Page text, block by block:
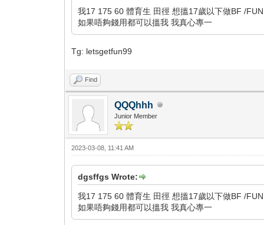
我17 175 60 體育生 田徑 想搵17歲以下做BF /
如果唔夠錢用都可以搵我 我真心專一
Tg: letsgetfun99
Find
QQQhhh
Junior Member
2023-03-08, 11:41 AM
dgsffgs Wrote:
我17 175 60 體育生 田徑 想搵17歲以下做BF /
如果唔夠錢用都可以搵我 我真心專一